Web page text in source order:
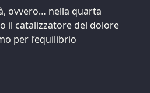
ovvero… nella quarta
il catalizzatore del dolore
per l’equilibrio